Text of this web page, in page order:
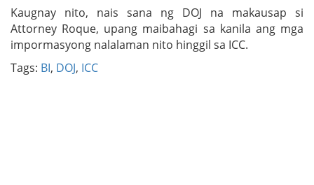
Kaugnay nito, nais sana ng DOJ na makausap si
Attorney Roque, upang maibahagi sa kanila ang mga
impormasyong nalalaman nito hinggil sa ICC.
Tags: BI, DOJ, ICC